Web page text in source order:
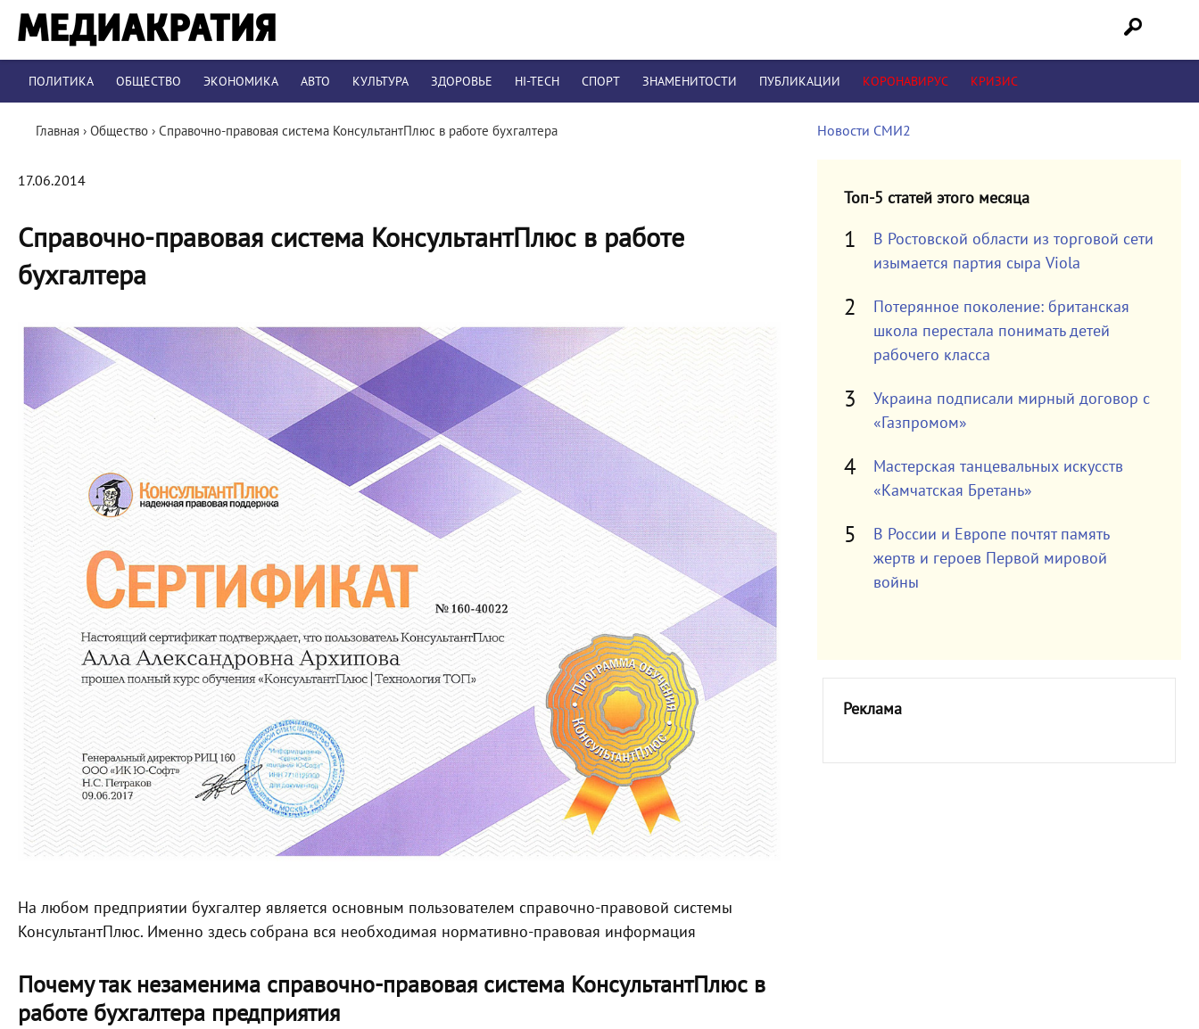
ПОЛИТИКА ОБЩЕСТВО ЭКОНОМИКА АВТО КУЛЬТУРА ЗДОРОВЬЕ HI-TECH СПОРТ ЗНАМЕНИТОСТИ ПУБЛИКАЦИИ КОРОНАВИРУС КРИЗИС
Главная › Общество › Справочно-правовая система КонсультантПлюс в работе бухгалтера
17.06.2014
Справочно-правовая система КонсультантПлюс в работе
бухгалтера
На любом предприятии бухгалтер является основным пользователем справочно-правовой системы
КонсультантПлюс. Именно здесь собрана вся необходимая нормативно-правовая информация
Почему так незаменима справочно-правовая система КонсультантПлюс в
работе бухгалтера предприятия
Новости СМИ2
Топ-5 статей этого месяца
В Ростовской области из торговой сети
изымается партия сыра Viola
Потерянное поколение: британская
школа перестала понимать детей
рабочего класса
Украина подписали мирный договор с
«Газпромом»
Мастерская танцевальных искусств
«Камчатская Бретань»
В России и Европе почтят память
жертв и героев Первой мировой
войны
Реклама